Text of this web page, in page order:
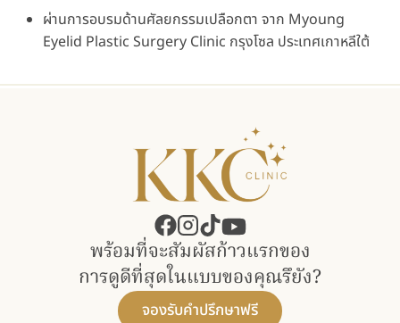
ผ่านการอบรมด้านศัลยกรรมเปลือกตา จาก Myoung
Eyelid Plastic Surgery Clinic กรุงโซล ประเทศเกาหลีใต้
พร้อมที่จะสัมผัสก้าวแรกของ​
การดูดีที่สุดในแบบของคุณรึยัง?
จองรับคำปรึกษาฟรี